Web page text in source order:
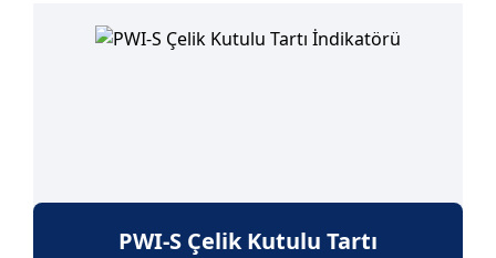
PWI-S Çelik Kutulu Tartı